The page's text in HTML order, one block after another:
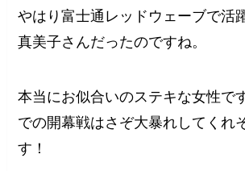
やはり富士通レッドウェーブで活
真美子さんだったのですね。
本当にお似合いのステキな女性で
での開幕戦はさぞ大暴れしてくれ
す！